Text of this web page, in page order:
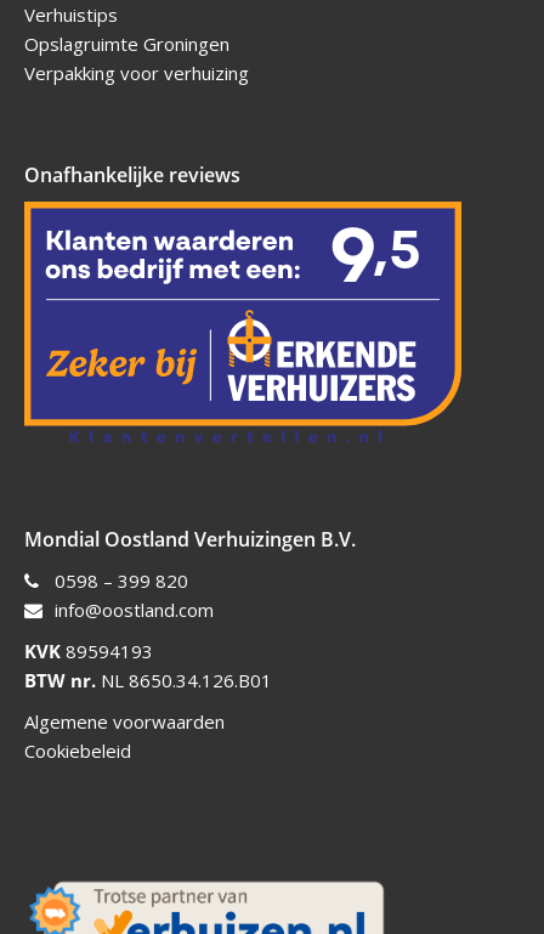
Verhuistips
Opslagruimte Groningen
Verpakking voor verhuizing
Onafhankelijke reviews
Mondial Oostland Verhuizingen B.V.
0598 – 399 820
info@oostland.com
KVK 89594193
BTW nr. NL 8650.34.126.B01
Algemene voorwaarden
Cookiebeleid